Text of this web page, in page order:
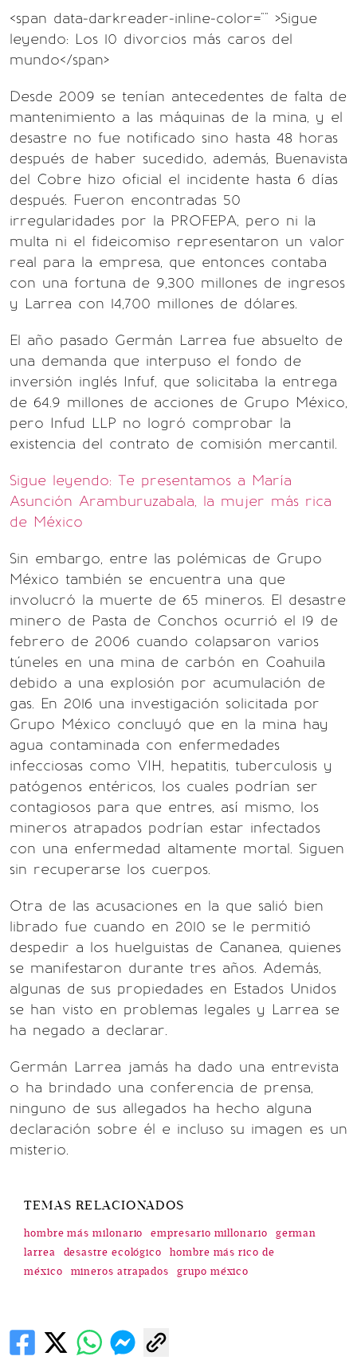
<span data-darkreader-inline-color="" >Sigue
leyendo: Los 10 divorcios más caros del
mundo</span>
Desde 2009 se tenían antecedentes de falta de
mantenimiento a las máquinas de la mina, y el
desastre no fue notificado sino hasta 48 horas
después de haber sucedido, además, Buenavista
del Cobre hizo oficial el incidente hasta 6 días
después. Fueron encontradas 50
irregularidades por la PROFEPA, pero ni la
multa ni el fideicomiso representaron un valor
real para la empresa, que entonces contaba
con una fortuna de 9,300 millones de ingresos
y Larrea con 14,700 millones de dólares.
El año pasado Germán Larrea fue absuelto de
una demanda que interpuso el fondo de
inversión inglés Infuf, que solicitaba la entrega
de 64.9 millones de acciones de Grupo México,
pero Infud LLP no logró comprobar la
existencia del contrato de comisión mercantil.
Sigue leyendo: Te presentamos a María
Asunción Aramburuzabala, la mujer más rica
de México
Sin embargo, entre las polémicas de Grupo
México también se encuentra una que
involucró la muerte de 65 mineros. El desastre
minero de Pasta de Conchos ocurrió el 19 de
febrero de 2006 cuando colapsaron varios
túneles en una mina de carbón en Coahuila
debido a una explosión por acumulación de
gas. En 2016 una investigación solicitada por
Grupo México concluyó que en la mina hay
agua contaminada con enfermedades
infecciosas como VIH, hepatitis, tuberculosis y
patógenos entéricos, los cuales podrían ser
contagiosos para que entres, así mismo, los
mineros atrapados podrían estar infectados
con una enfermedad altamente mortal. Siguen
sin recuperarse los cuerpos.
Otra de las acusaciones en la que salió bien
librado fue cuando en 2010 se le permitió
despedir a los huelguistas de Cananea, quienes
se manifestaron durante tres años. Además,
algunas de sus propiedades en Estados Unidos
se han visto en problemas legales y Larrea se
ha negado a declarar.
Germán Larrea jamás ha dado una entrevista
o ha brindado una conferencia de prensa,
ninguno de sus allegados ha hecho alguna
declaración sobre él e incluso su imagen es un
misterio.
TEMAS RELACIONADOS
hombre más milonario empresario millonario
german
larrea
desastre ecológico
hombre más rico de
méxico
mineros atrapados grupo méxico